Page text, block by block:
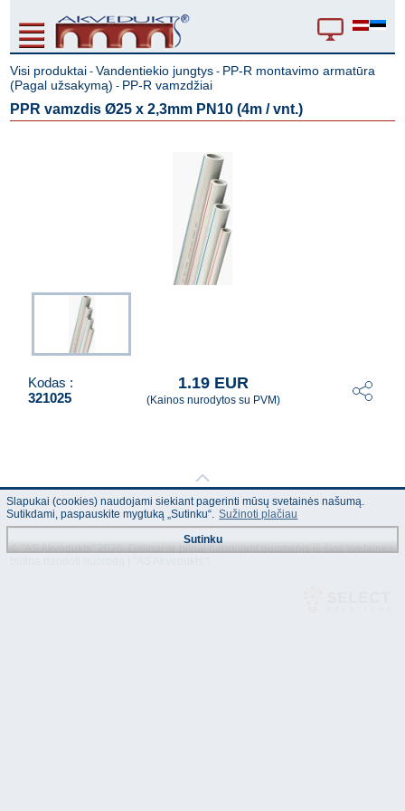
Visi produktai -Vandentiekio jungtys - PP-R montavimo armatūra
(Pagal užsakymą) - PP-R vamzdžiai
PPR vamzdis Ø25 x 2,3mm PN10 (4m / vnt.)
Kodas :
321025
1.19 EUR
(Kainos nurodytos su PVM)
© "AS Akvedukts" 2026. Dalinai ar pilnai naudojant duomenis iš šios svetainės
Slapukai (cookies) naudojami siekiant pagerinti mūsų svetainės našumą.
Sutikdami, paspauskite mygtuką „Sutinku“. Sužinoti plačiau
Sutinku